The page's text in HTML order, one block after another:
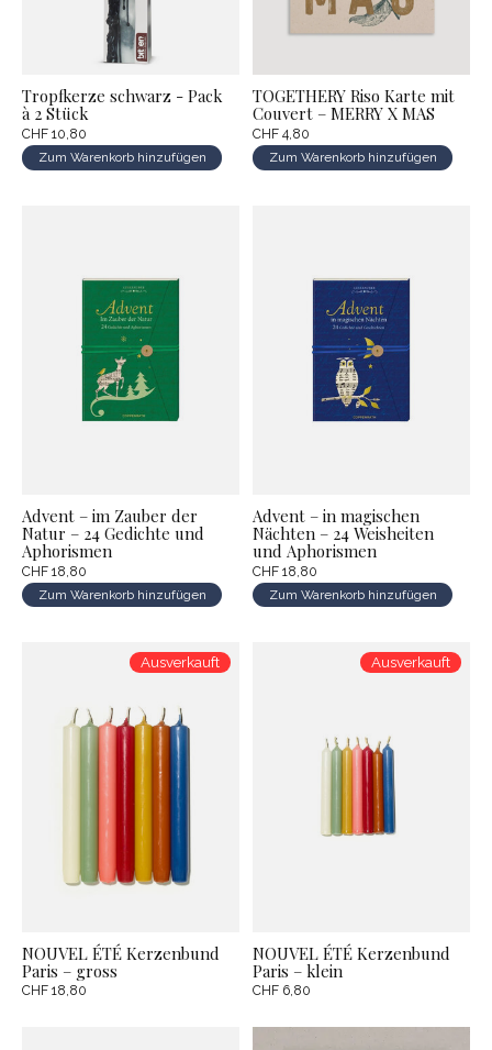
Tropfkerze schwarz - Pack
à 2 Stück
CHF 10,80
Zum Warenkorb hinzufügen
TOGETHERY Riso Karte mit
Couvert – MERRY X MAS
CHF 4,80
Zum Warenkorb hinzufügen
Advent – im Zauber der
Natur – 24 Gedichte und
Aphorismen
CHF 18,80
Zum Warenkorb hinzufügen
Advent – in magischen
Nächten – 24 Weisheiten
und Aphorismen
CHF 18,80
Zum Warenkorb hinzufügen
Ausverkauft
NOUVEL ÉTÉ Kerzenbund
Paris – gross
CHF 18,80
Ausverkauft
NOUVEL ÉTÉ Kerzenbund
Paris – klein
CHF 6,80